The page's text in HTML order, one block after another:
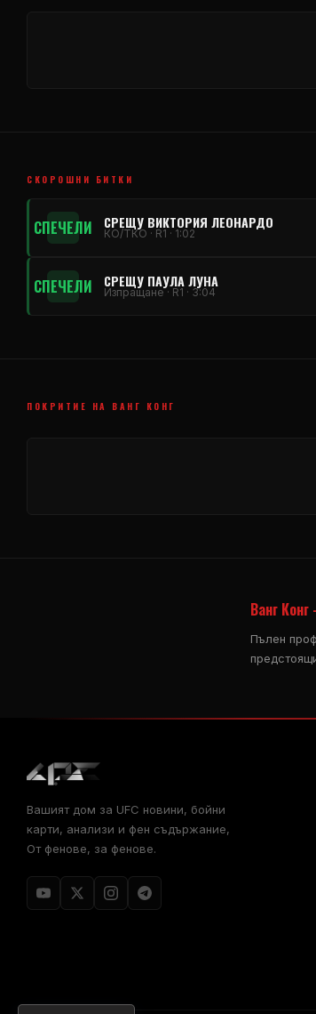
СКОРОШНИ БИТКИ
СПЕЧЕЛИ СРЕЩУ ВИКТОРИЯ ЛЕОНАРДО
КО/ТКО · R1 · 1:02
СПЕЧЕЛИ СРЕЩУ ПАУЛА ЛУНА
Изпращане · R1 · 3:04
ПОКРИТИЕ НА ВАНГ КОНГ
Ванг
Пълен
Вашият дом за UFC новини, бойни
карти, анализи и фен съдържание,
От фенове, за фенове.